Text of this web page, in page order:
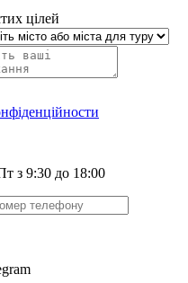
цілей
з 9:30 до 18:00